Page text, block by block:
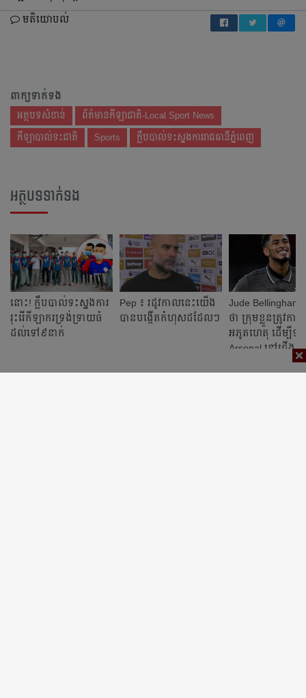
មតិយោបល់
ពាក្យទាក់ទង
អត្ថបទសំខាន់ ព័ត៌មានកីឡាជាតិ-Local Sport News
កីឡាបាល់ទះជាតិ Sports ក្លឹបបាល់ទះស្នងការរាជធានីភ្នំពេញ
អត្ថបទទាក់ទង
នោះ! ក្លឹបបាល់ទះស្នងការ
រុះរើកីឡាករទ្រង់ទ្រាយធំ
ដល់ទៅ​៩​នាក់
Pep ៖ រដូវ​កាល​នេះ​យើង​
បាន​បង្កើត​កំហុស​ដដែល​ៗ​
Jude
ថា ក្រុម​ខ្លួន​ត្រូវ​ការ​ធ្
អភូតហេតុ​ ដើម្បី​ទម្
Arsenal នៅ​ជើង​ទី​